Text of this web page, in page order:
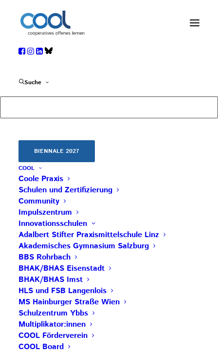
Suche
BIENNALE 2027
COOL
Coole Praxis
Schulen und Zertifizierung
Community
Impulszentrum
Innovationsschulen
Adalbert Stifter Praxismittelschule Linz
Akademisches Gymnasium Salzburg
BBS Rohrbach
BHAK/BHAS Eisenstadt
BHAK/BHAS Imst
HLS und FSB Langenlois
MS Hainburger Straße Wien
Schulzentrum Ybbs
Multiplikator:innen
COOL Förderverein
COOL Board
Lernideen 01/2021
13. JANUAR 2021
AKTUELLE BEITRÄGE
Save the Date: COOL Biennale 2027
BG Zaunergasse SBG – Partnerschule
Rezertifizierung HAK Neumarkt –
Impulsschule
BORG Murau – COOL Partnerschule
Save the Date: COOL Biennale 2027